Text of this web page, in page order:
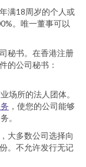
满18周岁的个人或
。唯一董事可以
秘书。在香港注册
的公司秘书：
场所的法人团体。
，使您的公司能够
。
大多数公司选择向
。不允许发行无记